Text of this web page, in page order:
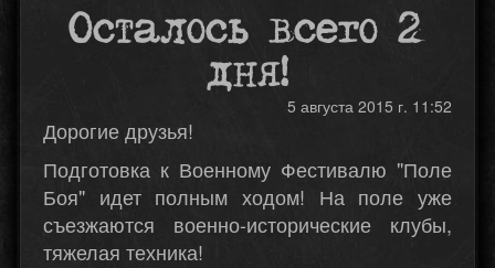
Осталось всего 2
дня!
5 августа 2015 г. 11:52
Дорогие друзья!
Подготовка к Военному Фестивалю "Поле
Боя" идет полным ходом! На поле уже
съезжаются военно-исторические клубы,
тяжелая техника!